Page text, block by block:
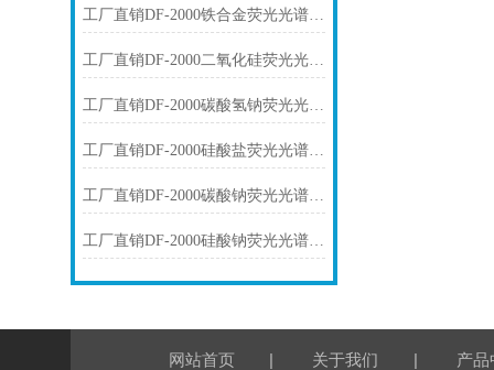
工厂直销DF-2000铁合金荧光光谱仪技术参数
工厂直销DF-2000二氧化硅荧光光谱仪技术参数
工厂直销DF-2000碳酸氢钠荧光光谱仪技术参数
工厂直销DF-2000硅酸盐荧光光谱仪技术参数
工厂直销DF-2000碳酸钠荧光光谱仪技术参数
工厂直销DF-2000硅酸钠荧光光谱仪技术参数
网站首页 | 关于我们 | 产品